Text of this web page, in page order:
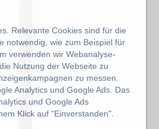
Relevante Cookies sind für die
notwendig, wie zum Beispiel für
verwenden wir Webanalyse-
Nutzung der Webseite zu
zu messen.
Analytics und Google Ads. Das
und Google Ads
Klick auf "Einverstanden".